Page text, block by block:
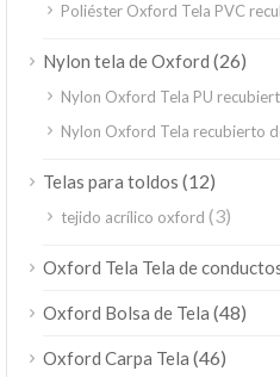
Poliéster Oxford Tela PVC
Nylon tela de Oxford (26)
Nylon Oxford Tela PU
Nylon Oxford Tela recubierto
Telas para toldos (12)
tejido acrílico oxford (3)
Oxford Tela Tela de
Oxford Bolsa de Tela (48)
Oxford Carpa Tela (46)